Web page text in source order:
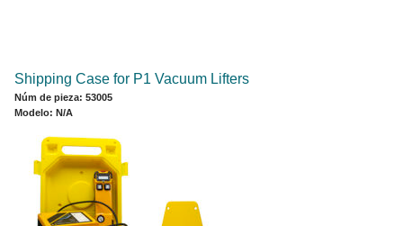
Shipping Case for P1 Vacuum Lifters
Núm de pieza: 53005
Modelo: N/A